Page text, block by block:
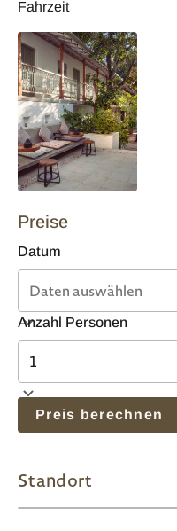
Fahrzeit
Preise
Datum
Anzahl Personen
Preis berechnen
Standort